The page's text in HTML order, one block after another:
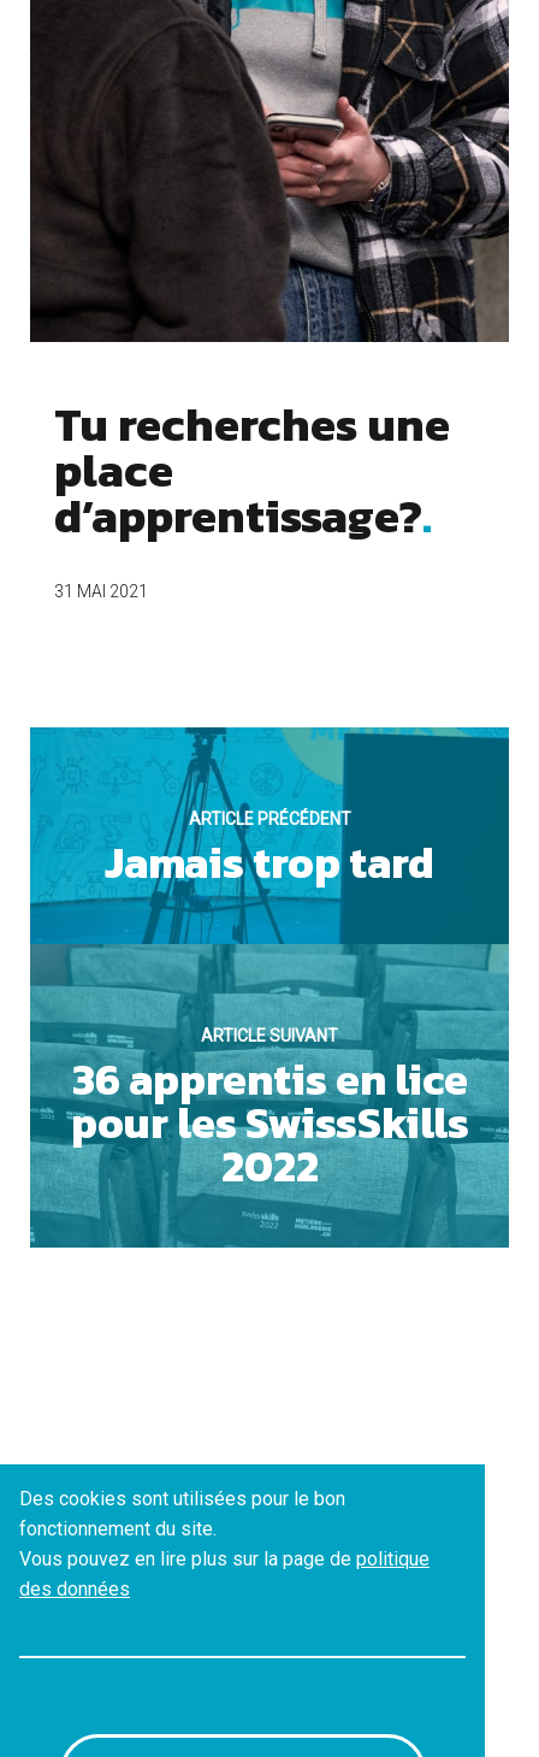
Tu recherches une
place
d’apprentissage?
31 MAI 2021
ARTICLE PRÉCÉDENT
Jamais trop tard
ARTICLE SUIVANT
36 apprentis en lice
pour les SwissSkills
2022
Des cookies sont utilisées pour le bon
fonctionnement du site.
Vous pouvez en lire plus sur la page de politique
des données
Cookies essentiels
Cookies marketing
NON
ACCEPTER TOUS LES COOKIES
ESSENTIELS UNIQUEMENT